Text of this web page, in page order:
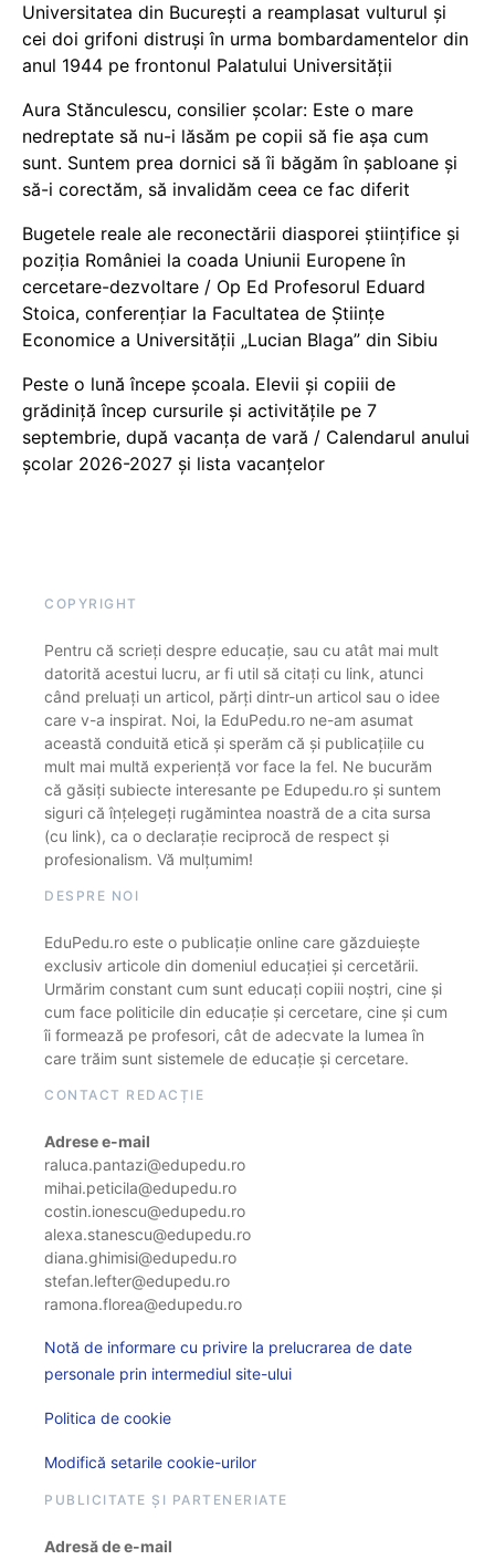
Universitatea din București a reamplasat vulturul și
cei doi grifoni distruși în urma bombardamentelor din
anul 1944 pe frontonul Palatului Universității
Aura Stănculescu, consilier școlar: Este o mare
nedreptate să nu-i lăsăm pe copii să fie așa cum
sunt. Suntem prea dornici să îi băgăm în șabloane și
să-i corectăm, să invalidăm ceea ce fac diferit
Bugetele reale ale reconectării diasporei științifice și
poziția României la coada Uniunii Europene în
cercetare-dezvoltare / Op Ed Profesorul Eduard
Stoica, conferențiar la Facultatea de Științe
Economice a Universității „Lucian Blaga” din Sibiu
Peste o lună începe școala. Elevii și copiii de
grădiniță încep cursurile și activitățile pe 7
septembrie, după vacanța de vară / Calendarul anului
școlar 2026-2027 și lista vacanțelor
COPYRIGHT
Pentru că scrieți despre educație, sau cu atât mai mult
datorită acestui lucru, ar fi util să citați cu link, atunci
când preluați un articol, părți dintr-un articol sau o idee
care v-a inspirat. Noi, la EduPedu.ro ne-am asumat
această conduită etică și sperăm că și publicațiile cu
mult mai multă experiență vor face la fel. Ne bucurăm
că găsiți subiecte interesante pe Edupedu.ro și suntem
siguri că înțelegeți rugămintea noastră de a cita sursa
(cu link), ca o declarație reciprocă de respect și
profesionalism. Vă mulțumim!
DESPRE NOI
EduPedu.ro este o publicație online care găzduiește
exclusiv articole din domeniul educației și cercetării.
Urmărim constant cum sunt educați copiii noștri, cine și
cum face politicile din educație și cercetare, cine și cum
îi formează pe profesori, cât de adecvate la lumea în
care trăim sunt sistemele de educație și cercetare.
CONTACT REDACȚIE
Adrese e-mail
raluca.pantazi@edupedu.ro
mihai.peticila@edupedu.ro
costin.ionescu@edupedu.ro
alexa.stanescu@edupedu.ro
diana.ghimisi@edupedu.ro
stefan.lefter@edupedu.ro
ramona.florea@edupedu.ro
Notă de informare cu privire la prelucrarea de date
personale prin intermediul site-ului
Politica de cookie
Modifică setarile cookie-urilor
PUBLICITATE ȘI PARTENERIATE
Adresă de e-mail